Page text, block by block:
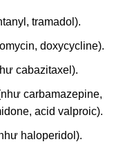
tramadol).
doxycycline).
cabazitaxel).
carbamazepine,
acid valproic).
haloperidol).